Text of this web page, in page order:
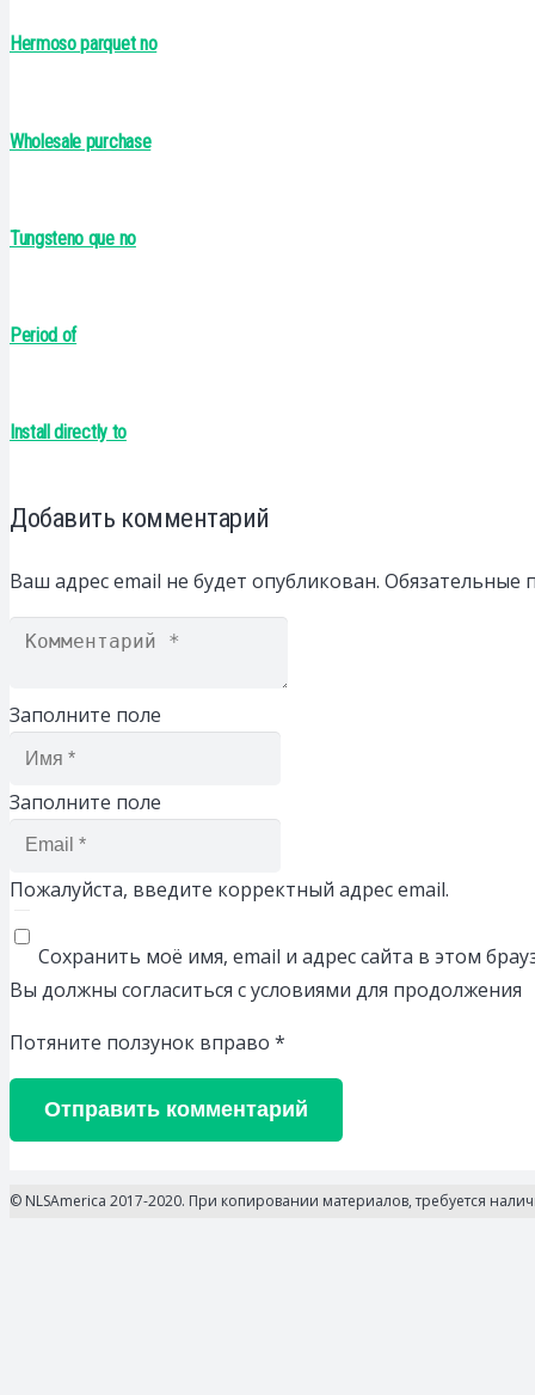
Hermoso parquet no
Wholesale purchase
Tungsteno que no
Period of
Install directly to
Добавить комментарий
Ваш адрес email не будет опубликован. Обязательные
Заполните поле
Заполните поле
Пожалуйста, введите корректный адрес email.
Сохранить моё имя, email и адрес сайта в этом
Вы должны согласиться с условиями для продолжения
Потяните ползунок вправо *
Отправить комментарий
© NLSAmerica 2017-2020. При копировании материалов, требуется